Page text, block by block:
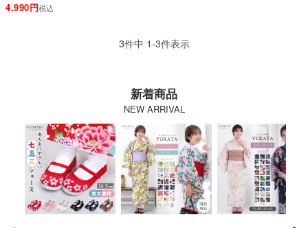
4,990 税込
3件中 1-3件表示
新着商品
NEW ARRIVAL